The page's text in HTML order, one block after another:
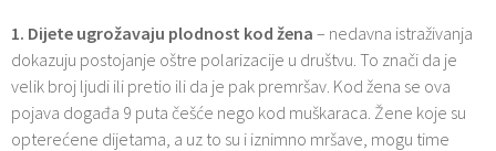
1. Dijete ugrožavaju plodnost kod žena – nedavna istraživanja
dokazuju postojanje oštre polarizacije u društvu. To znači da je
velik broj ljudi ili pretio ili da je pak premršav. Kod žena se ova
pojava događa 9 puta češće nego kod muškaraca. Žene koje su
opterećene dijetama, a uz to su i iznimno mršave, mogu time